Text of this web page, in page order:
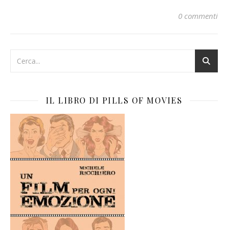
0 commenti
IL LIBRO DI PILLS OF MOVIES